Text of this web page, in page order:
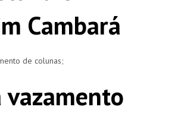
Cambará
de colunas;
vazamento